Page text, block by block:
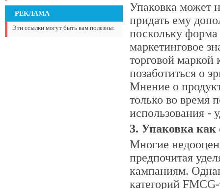
РЕКЛАМА
Эти ссылки могут быть вам полезны:
Упаковка может
придать ему
поскольку форма
маркетинговое
торговой маркой
позаботиться о
Мнение о
только во время
использования -
3. Упаковка как
Многие
предпочитая
кампаниям.
категорий